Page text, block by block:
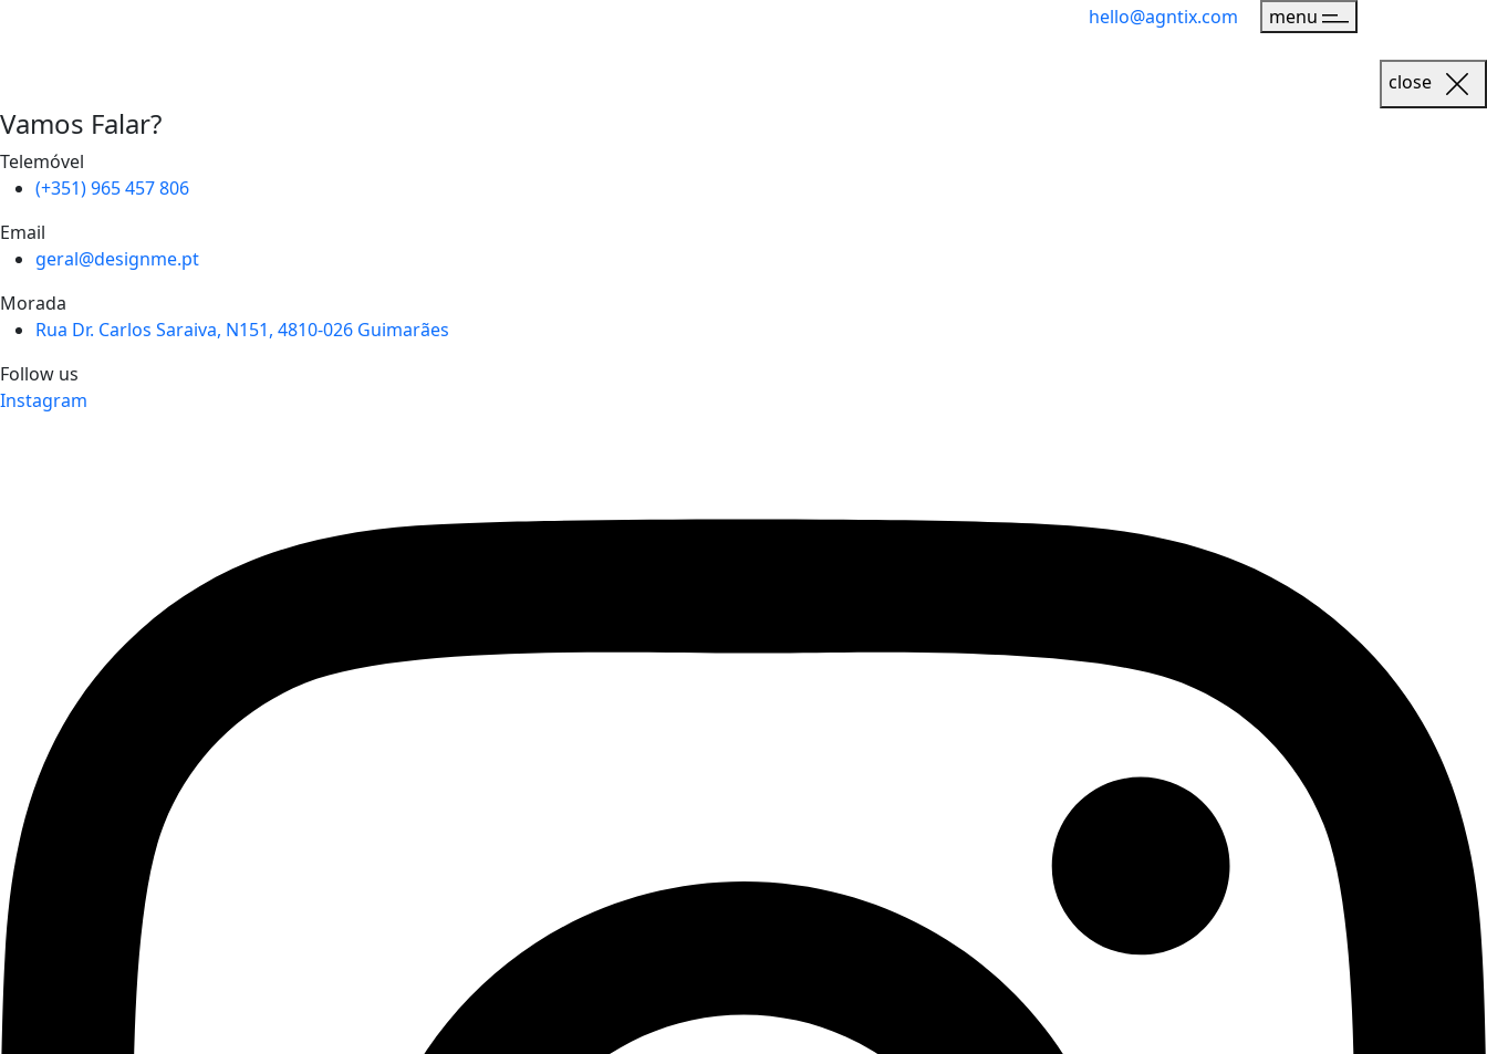
hello@agntix.com menu
close
Vamos Falar?
Telemóvel
(+351) 965 457 806
Email
geral@designme.pt
Morada
Rua Dr. Carlos Saraiva, N151, 4810-026 Guimarães
Follow us
Instagram